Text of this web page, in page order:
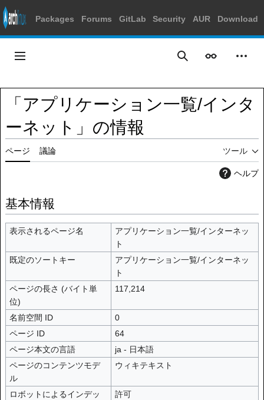
Packages Forums GitLab Security AUR Download
キ
ッ
プ
メインメニュー 検索 表示 個人
「アプリケーション一覧/インタ
ーネット」の情報
ページ 議論 ツール
ヘルプ
基本情報
表示されるページ名
アプリケーション一覧/インターネッ
ト
既定のソートキー
アプリケーション一覧/インターネッ
ト
ページの長さ (バイト単
位)
117,214
名前空間 ID
0
ページ ID
64
ページ本文の言語
ja - 日本語
ページのコンテンツモデ
ル
ウィキテキスト
ロボットによるインデッ
許可